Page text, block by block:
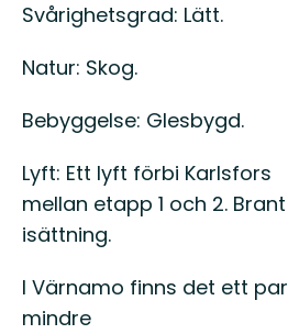
Svårighetsgrad: Lätt.
Natur: Skog.
Bebyggelse: Glesbygd.
Lyft: Ett lyft förbi Karlsfors
mellan etapp 1 och 2. Brant
isättning.
I Värnamo finns det ett par
mindre